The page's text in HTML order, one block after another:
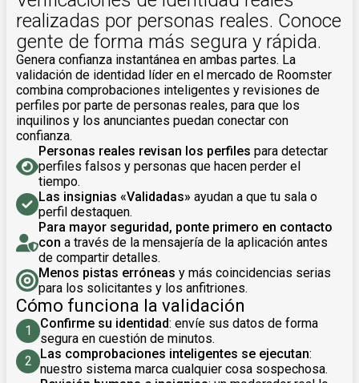
realizadas por personas reales. Conoce
gente de forma más segura y rápida.
Genera confianza instantánea en ambas partes. La
validación de identidad líder en el mercado de Roomster
combina comprobaciones inteligentes y revisiones de
perfiles por parte de personas reales, para que los
inquilinos y los anunciantes puedan conectar con
confianza.
Personas reales revisan los perfiles para detectar
perfiles falsos y personas que hacen perder el
tiempo.
Las insignias «Validadas» ayudan a que tu sala o
perfil destaquen.
Para mayor seguridad, ponte primero en contacto
con a través de la mensajería de la aplicación antes
de compartir detalles.
Menos pistas erróneas y más coincidencias serias
para los solicitantes y los anfitriones.
Cómo funciona la validación
1 Confirme su identidad: envíe sus datos de forma
segura en cuestión de minutos.
2
Las comprobaciones inteligentes se ejecutan:
nuestro sistema marca cualquier cosa sospechosa.